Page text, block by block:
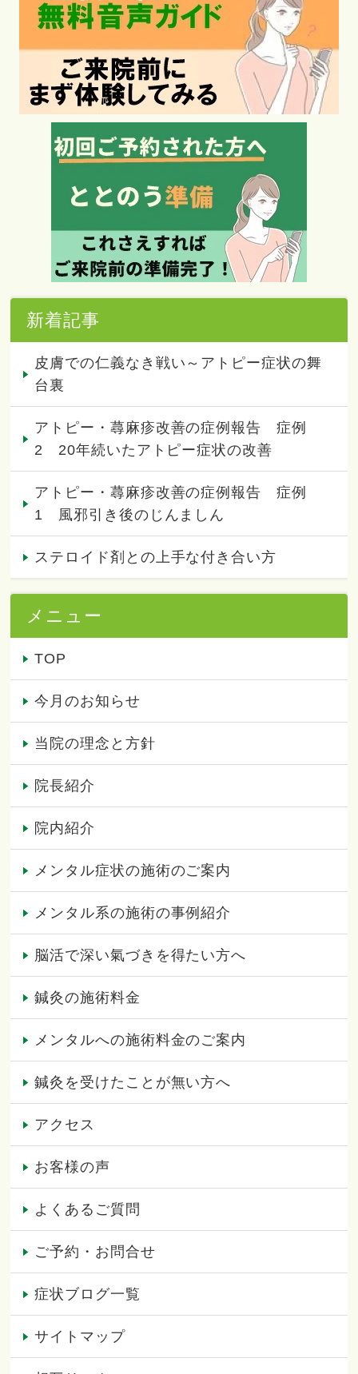
新着記事
皮膚での仁義なき戦い～アトピー症状の舞
台裏
アトピー・蕁麻疹改善の症例報告 症例
2 20年続いたアトピー症状の改善
アトピー・蕁麻疹改善の症例報告 症例
1 風邪引き後のじんましん
ステロイド剤との上手な付き合い方
メニュー
TOP
今月のお知らせ
当院の理念と方針
院長紹介
院内紹介
メンタル症状の施術のご案内
メンタル系の施術の事例紹介
脳活で深い氣づきを得たい方へ
鍼灸の施術料金
メンタルへの施術料金のご案内
鍼灸を受けたことが無い方へ
アクセス
お客様の声
よくあるご質問
ご予約・お問合せ
症状ブログ一覧
サイトマップ